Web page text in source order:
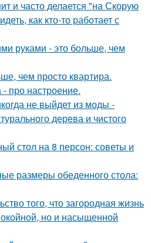
и часто делается "на Скорую
как кто-то работает с
руками - это больше, чем
чем просто квартира.
про настроение.
не выйдет из моды -
дерева и чистого
стол на 8 персон: советы и
размеры обеденного стола:
того, что загородная жизнь
но и насыщенной